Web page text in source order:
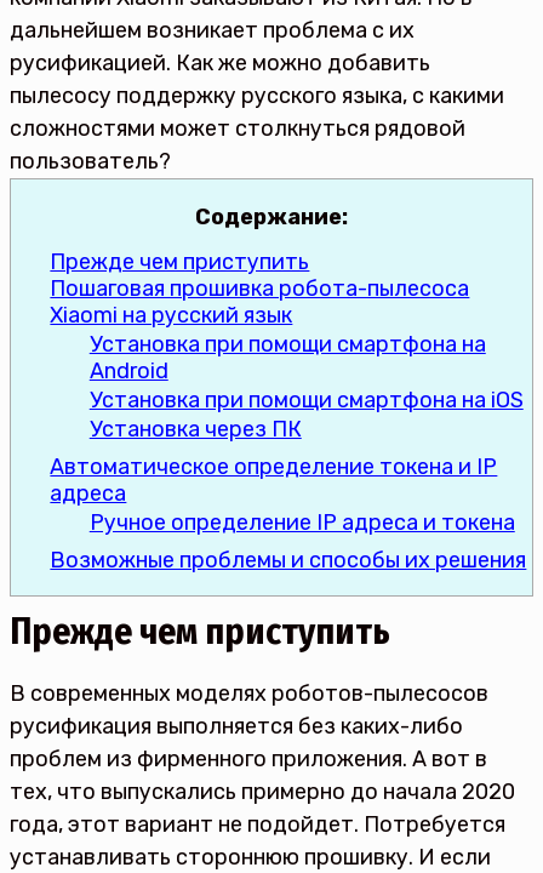
дальнейшем возникает проблема с их
русификацией. Как же можно добавить
пылесосу поддержку русского языка, с какими
сложностями может столкнуться рядовой
пользователь?
Содержание:
Прежде чем приступить
Пошаговая прошивка робота-пылесоса
Xiaomi на русский язык
Установка при помощи смартфона на
Android
Установка при помощи смартфона на iOS
Установка через ПК
Автоматическое определение токена и IP
адреса
Ручное определение IP адреса и токена
Возможные проблемы и способы их решения
Прежде чем приступить
В современных моделях роботов-пылесосов
русификация выполняется без каких-либо
проблем из фирменного приложения. А вот в
тех, что выпускались примерно до начала 2020
года, этот вариант не подойдет. Потребуется
устанавливать стороннюю прошивку. И если